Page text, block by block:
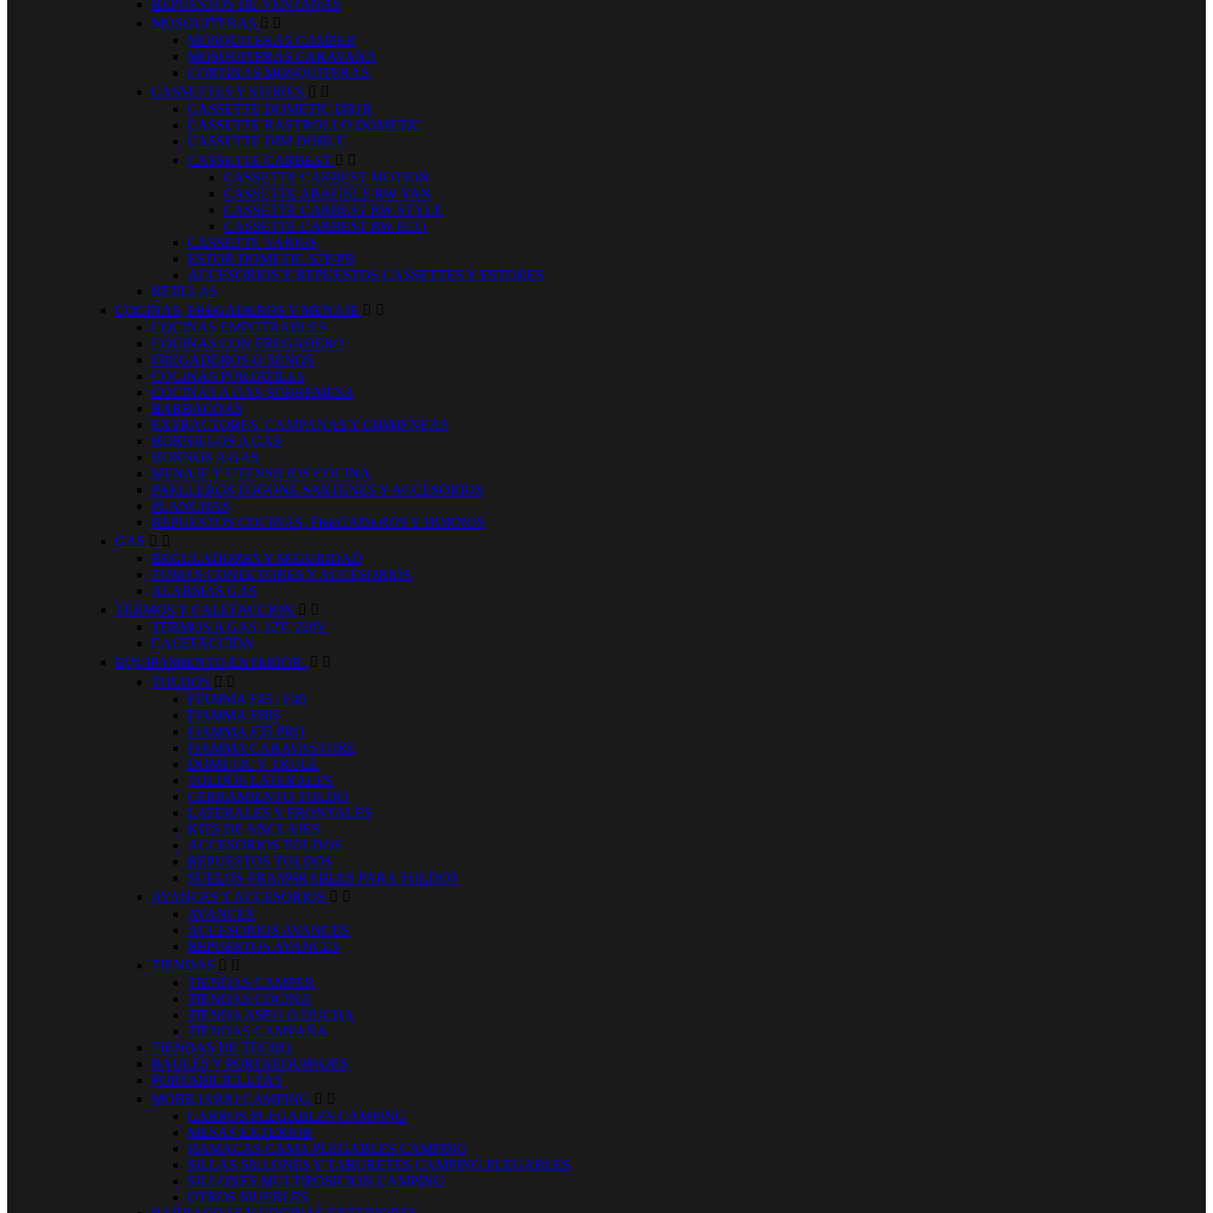
REPUESTOS DE VENTANAS
MOSQUITERAS  
MOSQUITERAS CAMPER
MOSQUITERAS CARAVANA
CORTINAS MOSQUITERAS.
CASSETTES Y STORES  
CASSETTE DOMETIC DB1R
CASSETTE RASTROLLO DOMETIC
CASSETTE DIM DOBLE
CASSETTE CARBEST  
CASSETTE CARBEST MOTION
CASSETTE ABATIBLE RW VAN
CASSETTE CARBEST RW STYLE
CASSETTE CARBEST RW ECO
CASSETTE VARIOS
ESTOR DOMETIC S7P-PB
ACCESORIOS Y REPUESTOS CASSETTES Y ESTORES
REJILLAS
COCINAS, FREGADEROS Y MENAJE  
COCINAS EMPOTRABLES
COCINAS CON FREGADERO
FREGADEROS O SENOS
COCINAS PORTATILES
COCINAS A GAS SOBREMESA
BARBACOAS
EXTRACTORES, CAMPANAS Y CHIMENEAS
HORNILLOS A GAS
HORNOS A GAS
MENAJE Y UTENSILIOS COCINA
PAELLEROS FOGONE SARTENES Y ACCESORIOS
PLANCHAS
REPUESTOS COCINAS, FREGADEROS Y HORNOS
GAS  
REGULADORES Y SEGURIDAD
TOMAS CONECTORES Y ACCESORIOS
ALARMAS GAS
TERMOS Y CALEFACCION  
TERMOS A GAS, 12V, 220V
CALEFACCION
EQUIPAMIENTO EXTERIOR.  
TOLDOS  
FIAMMA F45 / F40
FIAMMA F80S
FIAMMA F35 PRO
FIAMMA CARAVASTORE
DOMETIC Y TRULE
TOLDOS LATERALES
CERRAMIENTO TOLDO
LATERALES Y FRONTALES
KITS DE ANCLAJES
ACCESORIOS TOLDOS
REPUESTOS TOLDOS
SUELOS TRASPIRABLES PARA TOLDOS
AVANCES Y ACCESORIOS  
AVANCES
ACCESORIOS AVANCES
REPUESTOS AVANCES
TIENDAS  
TIENDAS CAMPER
TIENDAS COCINA
TIENDA ASEO O DUCHA
TIENDAS CAMPAÑA
TIENDAS DE TECHO
BAULES Y PORTAEQUIPAJES
PORTABICICLETAS
MOBILIARIO CAMPING  
CARROS PLEGABLES CAMPING
MESAS EXTERIOR
HAMACAS CAMA PLEGABLES CAMPING
SILLAS SILLONES Y TABURETES CAMPING PLEGABLES
SILLONES MULTIPOSICION CAMPING
OTROS MUEBLES